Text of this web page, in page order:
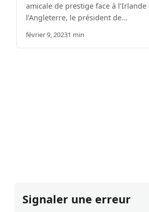
amicale de prestige face à l’Irlande
l’Angleterre, le président de…
février 9, 20231 min
Signaler une erreur